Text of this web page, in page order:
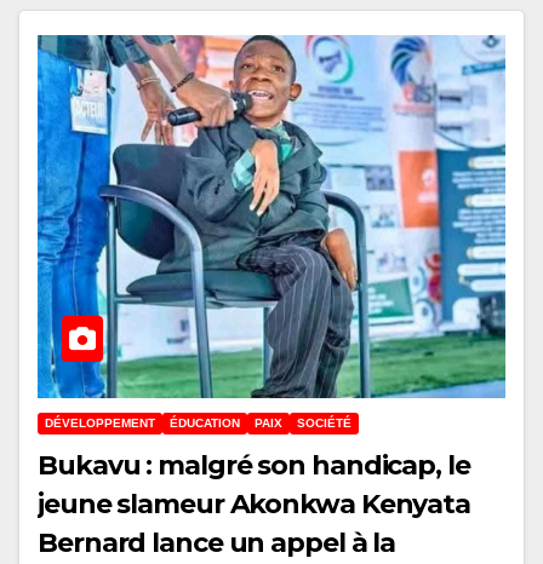
DÉVELOPPEMENT ÉDUCATION PAIX SOCIÉTÉ
Bukavu : malgré son handicap, le
jeune slameur Akonkwa Kenyata
Bernard lance un appel à la